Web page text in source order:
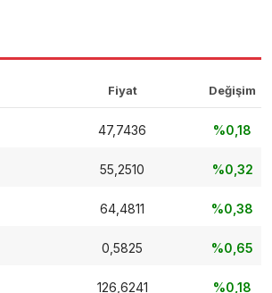
Fiyat Değişim
47,7436 %0,18
55,2510 %0,32
64,4811 %0,38
0,5825 %0,65
126,6241 %0,18